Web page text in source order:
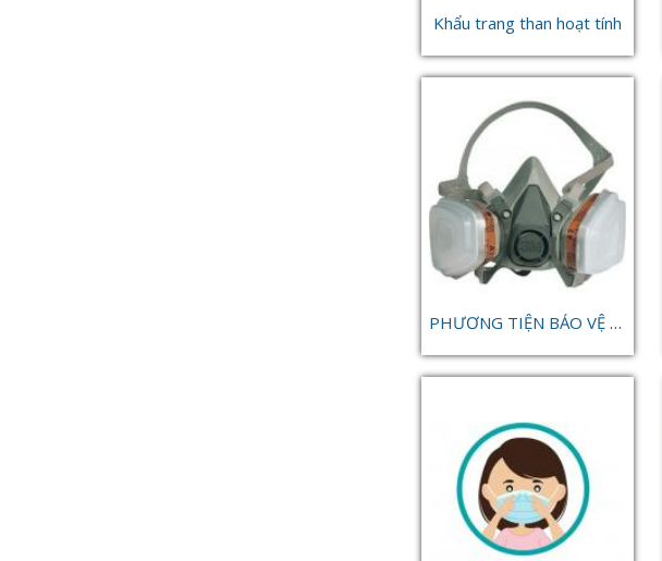
Khẩu trang than hoạt tính
PHƯƠNG TIỆN BẢO VỆ PHÒNG ĐỘC